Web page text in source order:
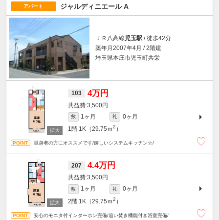
アパート ジャルディニエール A
ＪＲ八高線 児玉駅 / 徒歩42分
築年月2007年4月 / 2階建
埼玉県本庄市児玉町共栄
103 4万円
3,500円
敷 1ヶ月 礼
0ヶ月
1階 1K（29.75ｍ2 ）
単身者の方にオススメです/嬉しいシステムキッチン☆/
207 4.4万円
3,500円
敷 1ヶ月 礼
0ヶ月
2階 1K（29.75ｍ2 ）
安心のモニタ付インターホン完備/追い焚き機能付き浴室完備/